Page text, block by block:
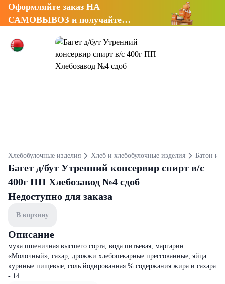
Оформляйте заказ НА
САМОВЫВОЗ и получайте
Хлебобулочные изделия Хлеб и хлебобулочные изделия Батон и
Багет д/бут Утренний консервир спирт в/с
400г ПП Хлебозавод №4 сдоб
Недоступно для заказа
В корзину
Описание
мука пшеничная высшего сорта, вода питьевая, маргарин
«Молочный», сахар, дрожжи хлебопекарные прессованные, яйца
куриные пищевые, соль йодированная % содержания жира и сахара
- 14